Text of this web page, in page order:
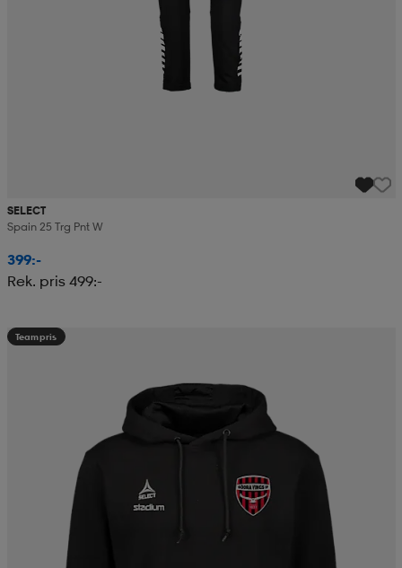
SELECT
Spain 25 Trg Pnt W
399:-
Rek. pris 499:-
Teampris